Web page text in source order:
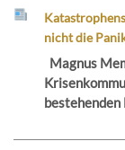
nicht die
Magnus
bestehenden